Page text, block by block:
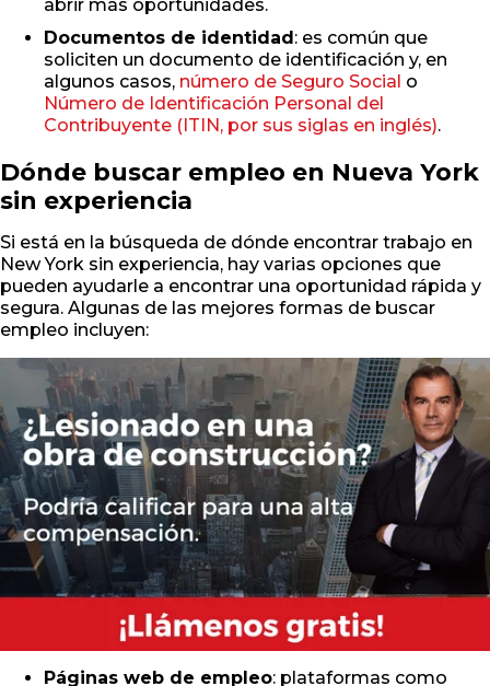
abrir más oportunidades.
Documentos de identidad: es común que
soliciten un documento de identificación y, en
algunos casos, número de Seguro Social o
Número de Identificación Personal del
Contribuyente (ITIN, por sus siglas en inglés).
Dónde buscar empleo en Nueva York
sin experiencia
Si está en la búsqueda de dónde encontrar trabajo en
New York sin experiencia, hay varias opciones que
pueden ayudarle a encontrar una oportunidad rápida y
segura. Algunas de las mejores formas de buscar
empleo incluyen:
Páginas web de empleo: plataformas como